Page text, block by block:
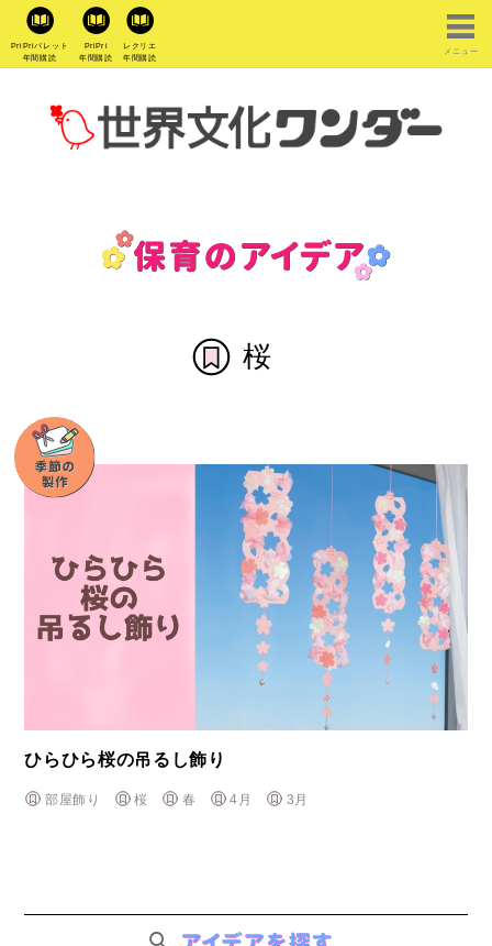
PriPriパレット
年間購読
PriPri
年間購読
レクリエ
年間購読
メニュー
桜
ひらひら桜の吊るし飾り
部屋飾り 桜 春 4月 3月